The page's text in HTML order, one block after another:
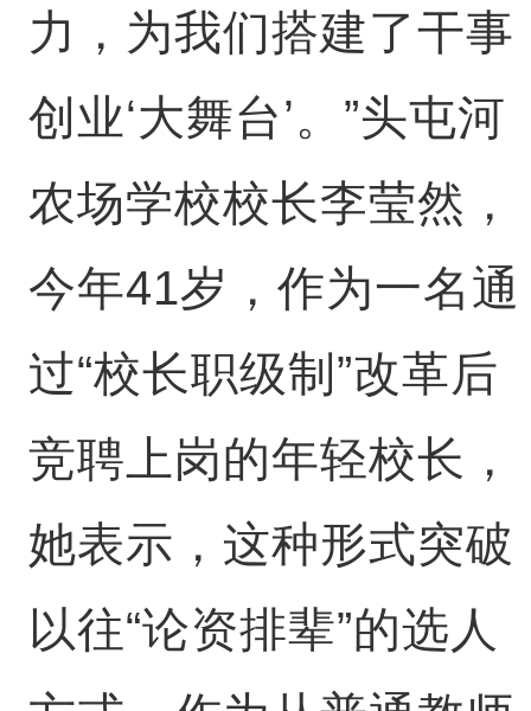
力，为我们搭建了干事
创业‘大舞台’。”头屯河
农场学校校长李莹然，
今年41岁，作为一名通
过“校长职级制”改革后
竞聘上岗的年轻校长，
她表示，这种形式突破
以往“论资排辈”的选人